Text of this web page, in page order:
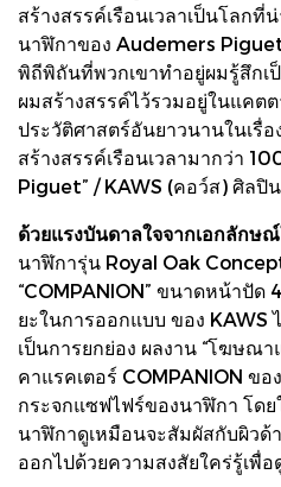
สร้างสรรค์เรือนเวลาเป็นโลกที่
นาฬิกาของ Audemers
พิถีพิถันที่พวกเขาทําอยู่ผมรู้สึกเ
ผมสร้างสรรค์ไว้รวมอยู่ในแคต
ประวัติศาสตร์อันยาวนานในเรื่อ
สร้างสรรค์เรือนเวลามากว่า
Piguet” / KAWS (คอว์ส) ศิลปิ
ด้วยแรงบันดาลใจจากเอกลักษ
นาฬิการุ่น Royal Oak
“COMPANION” ขนาดหน้าปัด
ยะในการออกแบบ ของ KAWS
เป็นการยกย่อง ผลงาน “โฆษณา
คาแรคเตอร์ COMPANION ข
กระจกแซฟไฟร์ของนาฬิกา โด
นาฬิกาดูเหมือนจะสัมผัสกับผิวด้
ออกไปด้วยความสงสัยใคร่รู้เพื่